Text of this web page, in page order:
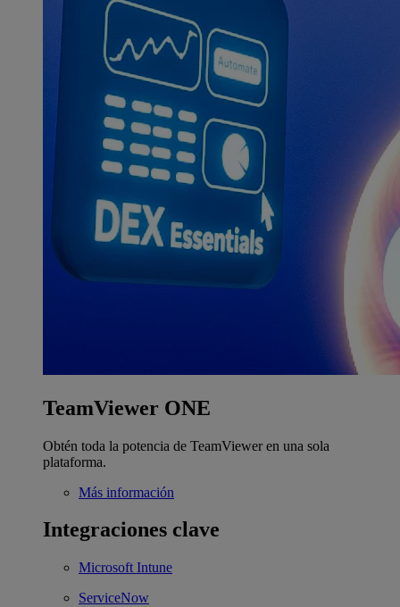
TeamViewer ONE
Obtén toda la potencia de TeamViewer en una sola
plataforma.
Más información
Integraciones clave
Microsoft Intune
ServiceNow